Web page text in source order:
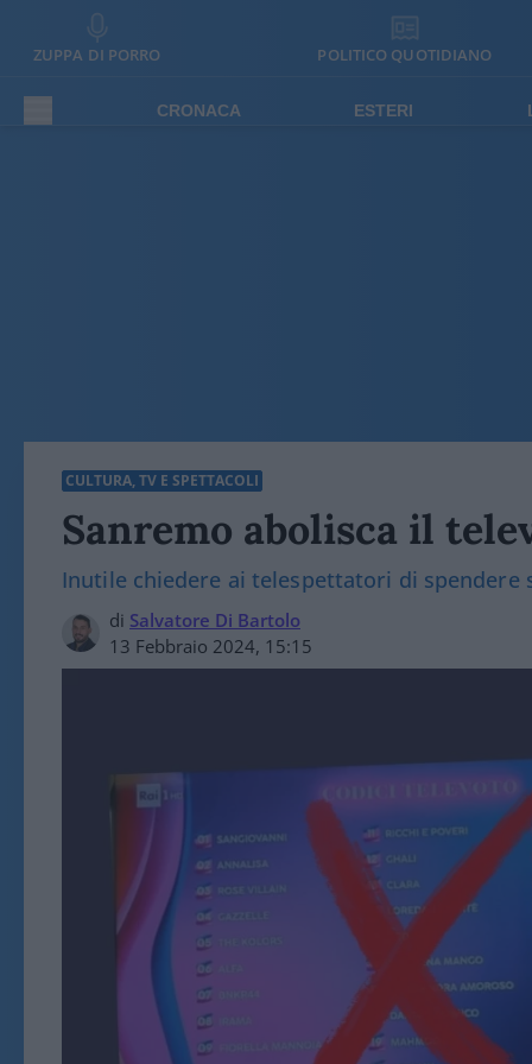
ZUPPA DI PORRO POLITICO QUOTIDIANO
CRONACA ESTERI
CULTURA, TV E SPETTACOLI
Sanremo abolisca il
Inutile chiedere ai telespettatori di
di Salvatore Di Bartolo
13 Febbraio 2024, 15:15